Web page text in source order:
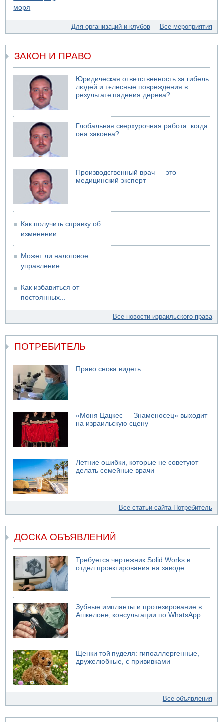
Ракетная атака на судно вблизи Омана
Малыш обварился супом в Бней-Браке
04.08.2026 10:13
Троих подростков унесло течением на Кинерете
04.08.2026 08:45
Атака на склады в Подмосковье и Ленинградской
области
04.08.2026 06:53
04.08.2026 06:10
Пожар в квартире в Ашдоде
Для организаций и клубов Все мероприятия
ЗАКОН И ПРАВО
Юридическая ответственность за гибель
людей и телесные повреждения в
результате падения дерева?
Глобальная сверхурочная работа: когда
она законна?
Производственный врач — это
медицинский эксперт
Как получить справку об
изменении...
Может ли налоговое
управление...
Как избавиться от
постоянных...
Все новости израильского права
ПОТРЕБИТЕЛЬ
Право снова видеть
«Моня Цацкес — Знаменосец» выходит
на израильскую сцену
Летние ошибки, которые не советуют
делать семейные врачи
Все статьи сайта Потребитель
ДОСКА ОБЪЯВЛЕНИЙ
Требуется чертежник Solid Works в
отдел проектирования на заводе
Зубные импланты и протезирование в
Ашкелоне, консультации по WhatsApp
Щенки той пуделя: гипоаллергенные,
дружелюбные, с прививками
Все объявления